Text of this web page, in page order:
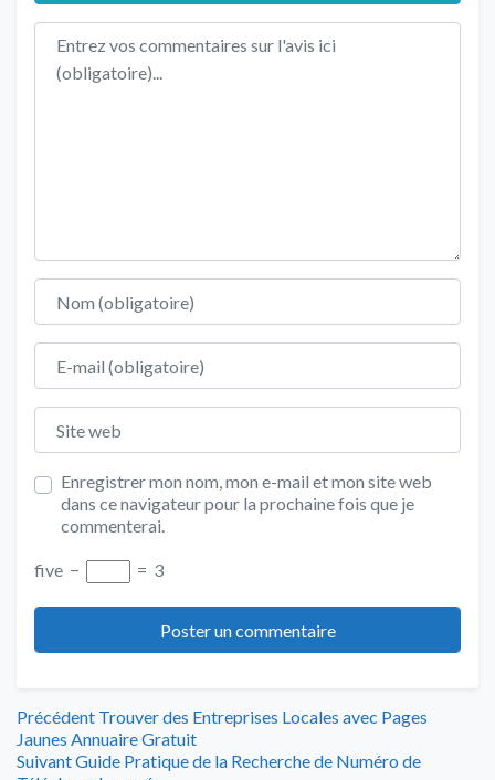
Texte de l'avis
Nom
E-mail
Site web
Enregistrer mon nom, mon e-mail et mon site web
dans ce navigateur pour la prochaine fois que je
commenterai.
five − = 3
Navigation
de
Précédent Article
précédent
:
Trouver des Entreprises Locales avec Pages
Jaunes Annuaire Gratuit
SuivantArticle
Guide Pratique de la Recherche de Numéro de